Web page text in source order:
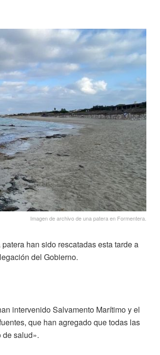
Imagen de archivo de una patera en Formentera.
han sido rescatadas esta tarde a
del Gobierno.
intervenido Salvamento Marítimo y el
que han agregado que todas las
de salud».